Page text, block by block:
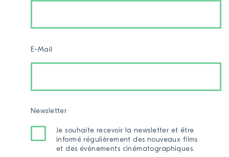
E-Mail
Newsletter
Je souhaite recevoir la newsletter et être
informé régulièrement des nouveaux films
et des événements cinématographiques.